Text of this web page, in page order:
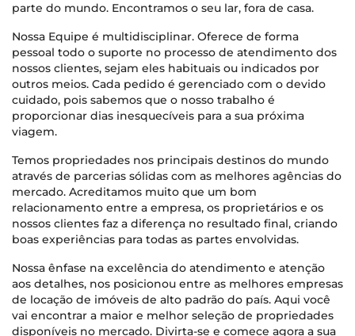
parte do mundo. Encontramos o seu lar, fora de casa.
Nossa Equipe é multidisciplinar. Oferece de forma
pessoal todo o suporte no processo de atendimento dos
nossos clientes, sejam eles habituais ou indicados por
outros meios. Cada pedido é gerenciado com o devido
cuidado, pois sabemos que o nosso trabalho é
proporcionar dias inesquecíveis para a sua próxima
viagem.
Temos propriedades nos principais destinos do mundo
através de parcerias sólidas com as melhores agências do
mercado. Acreditamos muito que um bom
relacionamento entre a empresa, os proprietários e os
nossos clientes faz a diferença no resultado final, criando
boas experiências para todas as partes envolvidas.
Nossa ênfase na excelência do atendimento e atenção
aos detalhes, nos posicionou entre as melhores empresas
de locação de imóveis de alto padrão do país. Aqui você
vai encontrar a maior e melhor seleção de propriedades
disponíveis no mercado. Divirta-se e comece agora a sua